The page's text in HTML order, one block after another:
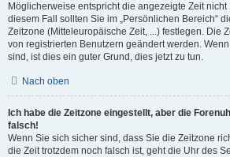
Möglicherweise entspricht die angezeigte Zeit
diesem Fall sollten Sie im „Persönlichen Bereich“
Zeitzone (Mitteleuropäische Zeit, ...) festlegen. Die
von registrierten Benutzern geändert werden.
sind, ist dies ein guter Grund, dies jetzt zu tun.
Nach oben
Ich habe die Zeitzone eingestellt, aber die
falsch!
Wenn Sie sich sicher sind, dass Sie die Zeitzone
die Zeit trotzdem noch falsch ist, geht die Uhr des